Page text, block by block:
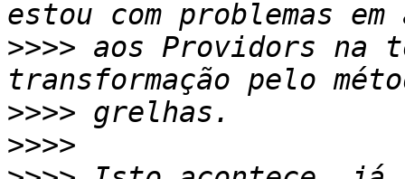
>>>> aos Providors na
>>>>
>>>>